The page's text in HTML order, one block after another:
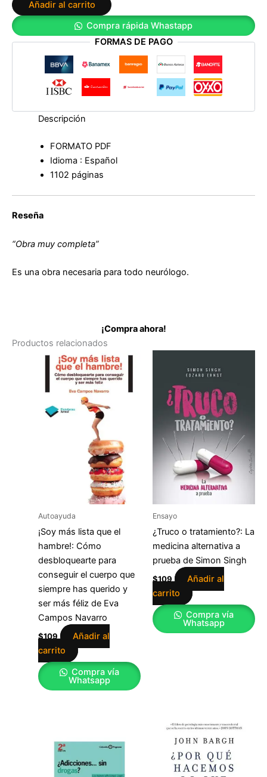
tratamiento
Walter
Añadir al carrito
Compra rápida Whastapp
FORMAS DE PAGO
Descripción
FORMATO PDF
Idioma : Español
1102 páginas
Reseña
“Obra muy completa”
Es una obra necesaria para todo neurólogo.
¡Compra ahora!
Productos relacionados
Autoayuda
¡Soy más lista que el
hambre!: Cómo
desbloquearte para
conseguir el cuerpo que
siempre has querido y
ser más féliz de Eva
Campos Navarro
$109
Añadir al
carrito
Compra vía
Whatsapp
Ensayo
¿Truco o tratamiento?: La
medicina alternativa a
prueba de Simon Singh
$109
Añadir al
carrito
Compra vía
Whatsapp